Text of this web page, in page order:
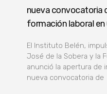
nueva convocatoria
formación laboral
El Instituto Belén,
José de la Sobera y la
anunció la apertura de
nueva convocatoria de